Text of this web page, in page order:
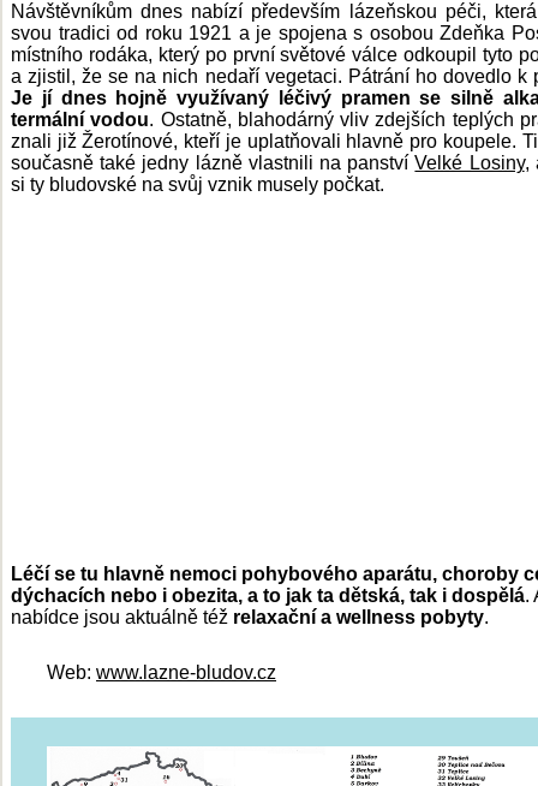
Návštěvníkům dnes nabízí především lázeňskou péči,
svou tradici od roku 1921 a je spojena s osobou Zdeňka
místního rodáka, který po první světové válce odkoupil tyto
a zjistil, že se na nich nedaří vegetaci. Pátrání ho dovedlo k
Je jí dnes hojně využívaný léčivý pramen se silně
termální vodou. Ostatně, blahodárný vliv zdejších teplých
znali již Žerotínové, kteří je uplatňovali hlavně pro koupele.
současně také jedny lázně vlastnili na panstvíVelké Losiny,
si ty bludovské na svůj vznik musely počkat.
Léčí se tu hlavně nemoci pohybového aparátu, choroby
dýchacích nebo i obezita, a to jak ta dětská, tak i dospělá.
nabídce jsou aktuálně též relaxační a wellness pobyty.
Web: www.lazne-bludov.cz